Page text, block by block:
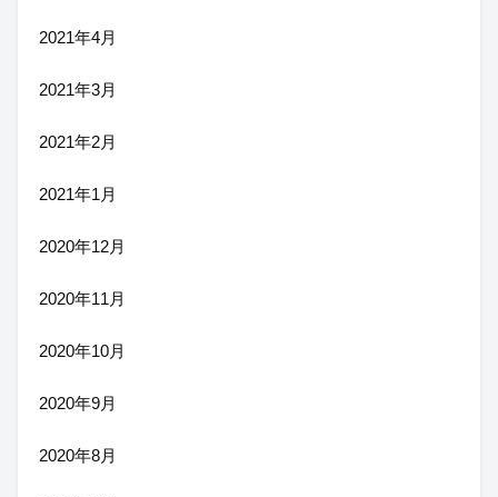
2021年4月
2021年3月
2021年2月
2021年1月
2020年12月
2020年11月
2020年10月
2020年9月
2020年8月